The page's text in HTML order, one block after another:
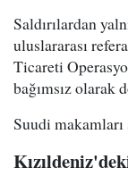
Saldırılardan
uluslararası
Ticareti
bağımsız olarak
Suudi